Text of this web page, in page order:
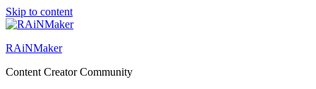
Skip to content
RAiNMaker
Content Creator Community